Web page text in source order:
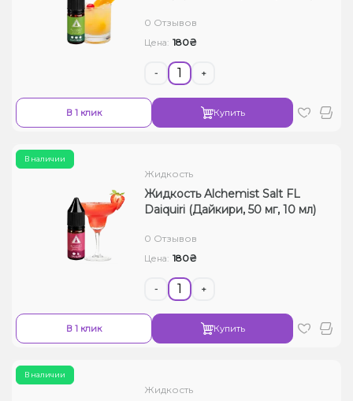
0 Отзывов
Цена: 180₴
- +
В 1 клик Купить
В наличии
Жидкость
Жидкость Alchemist Salt FL
Daiquiri (Дайкири, 50 мг, 10 мл)
0 Отзывов
Цена: 180₴
- +
В 1 клик Купить
В наличии
Жидкость